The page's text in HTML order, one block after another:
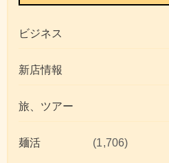
ビジネス
新店情報
旅、ツアー
麺活 (1,706)